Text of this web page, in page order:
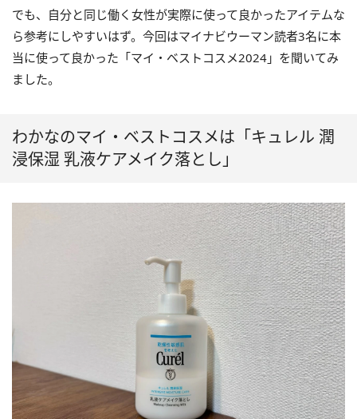
でも、自分と同じ働く女性が実際に使って良かったアイテムな
ら参考にしやすいはず。今回はマイナビウーマン読者3名に本
当に使って良かった「マイ・ベストコスメ2024」を聞いてみ
ました。
わかなのマイ・ベストコスメは「キュレル 潤
浸保湿 乳液ケアメイク落とし」